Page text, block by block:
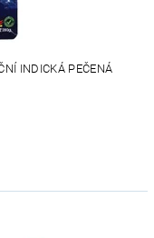
INDICKÁ PEČENÁ